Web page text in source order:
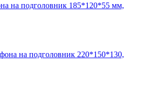
на подголовник 185*120*55 мм,